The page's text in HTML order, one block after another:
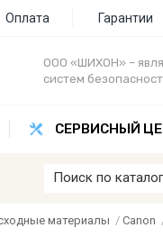
Оплата Гарантии
ООО «ШИХОН» –
систем
СЕРВИСНЫЙ
материалы / Canon